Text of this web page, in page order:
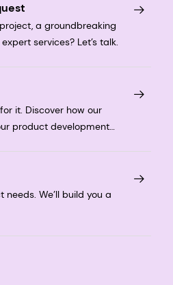
a groundbreaking
services? Let’s talk.
it. Discover how our
product development
We’ll build you a